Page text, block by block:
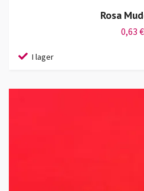
Rosa
0,63 €
I lager